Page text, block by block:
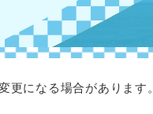
になる場合があります。